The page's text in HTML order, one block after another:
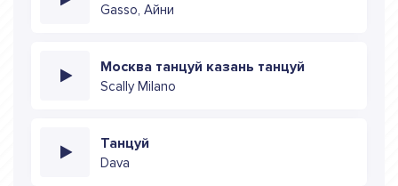
Gasso, Айни
Москва танцуй казань танцуй
Scally Milano
Танцуй
Dava